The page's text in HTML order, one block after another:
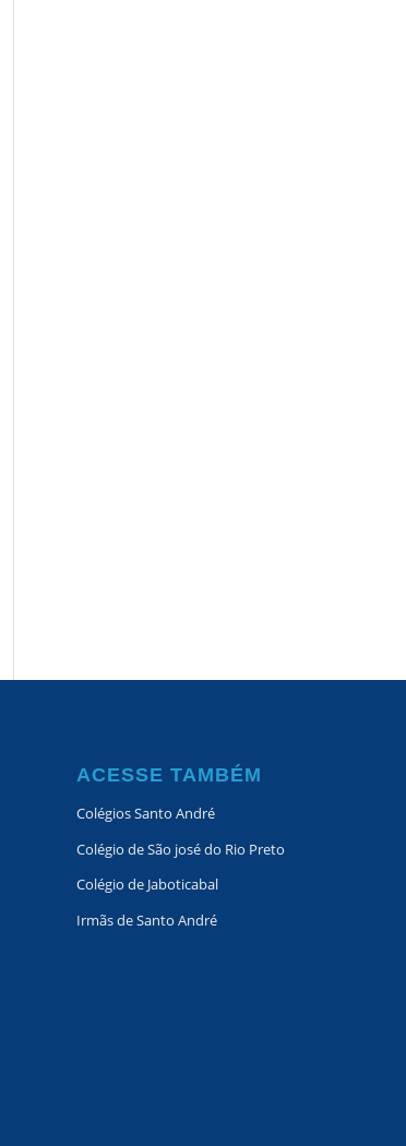
ACESSE TAMBÉM
Colégios Santo André
Colégio de São josé do Rio Preto
Colégio de Jaboticabal
Irmãs de Santo André